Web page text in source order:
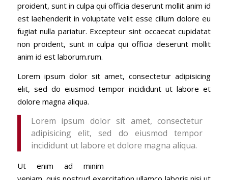
proident, sunt in culpa qui officia deserunt mollit anim id
est laehenderit in voluptate velit esse cillum dolore eu
fugiat nulla pariatur. Excepteur sint occaecat cupidatat
non proident, sunt in culpa qui officia deserunt mollit
anim id est laborum.rum.
Lorem ipsum dolor sit amet, consectetur adipisicing
elit, sed do eiusmod tempor incididunt ut labore et
dolore magna aliqua.
Lorem ipsum dolor sit amet, consectetur
adipisicing elit, sed do eiusmod tempor
incididunt ut labore et dolore magna aliqua.
Ut enim ad minim